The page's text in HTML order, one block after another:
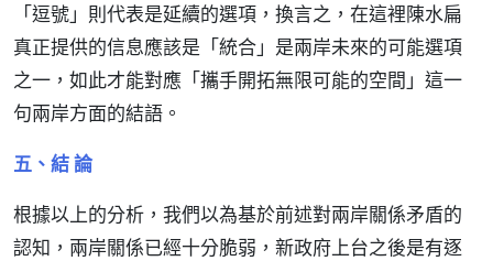
「逗號」則代表是延續的選項，換言之，在這裡陳水扁
真正提供的信息應該是「統合」是兩岸未來的可能選項
之一，如此才能對應「攜手開拓無限可能的空間」這一
句兩岸方面的結語。
五、結 論
根據以上的分析，我們以為基於前述對兩岸關係矛盾的
認知，兩岸關係已經十分脆弱，新政府上台之後是有逐